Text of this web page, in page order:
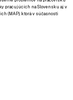
pracujúcich na Slovensku aj v
(MAP), ktorá v súčasnosti